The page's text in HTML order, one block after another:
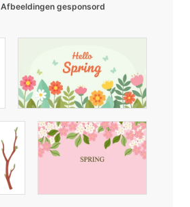
Afbeeldingen gesponsord